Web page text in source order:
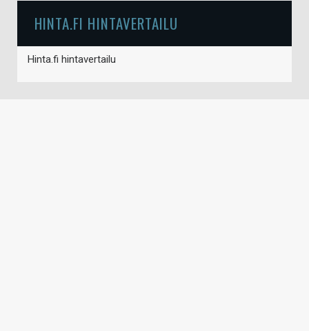
HINTA.FI HINTAVERTAILU
Hinta.fi hintavertailu